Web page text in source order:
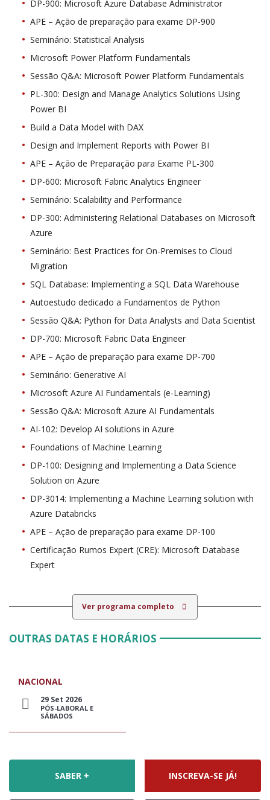
DP-900: Microsoft Azure Database Administrator
APE – Ação de preparação para exame DP-900
Seminário: Statistical Analysis
Microsoft Power Platform Fundamentals
Sessão Q&A: Microsoft Power Platform Fundamentals
PL-300: Design and Manage Analytics Solutions Using
Power BI
Build a Data Model with DAX
Design and Implement Reports with Power BI
APE – Ação de Preparação para Exame PL-300
DP-600: Microsoft Fabric Analytics Engineer
Seminário: Scalability and Performance
DP-300: Administering Relational Databases on Microsoft
Azure
Seminário: Best Practices for On-Premises to Cloud
Migration
SQL Database: Implementing a SQL Data Warehouse
Autoestudo dedicado a Fundamentos de Python
Sessão Q&A: Python for Data Analysts and Data Scientist
DP-700: Microsoft Fabric Data Engineer
APE – Ação de preparação para exame DP-700
Seminário: Generative AI
Microsoft Azure AI Fundamentals (e-Learning)
Sessão Q&A: Microsoft Azure AI Fundamentals
AI-102: Develop AI solutions in Azure
Foundations of Machine Learning
DP-100: Designing and Implementing a Data Science
Solution on Azure
DP-3014: Implementing a Machine Learning solution with
Azure Databricks
APE – Ação de preparação para exame DP-100
Certificação Rumos Expert (CRE): Microsoft Database
Expert
Ver programa completo
OUTRAS DATAS E HORÁRIOS
NACIONAL
29 Set 2026
PÓS-LABORAL E
SÁBADOS
SABER + INSCREVA-SE JÁ!